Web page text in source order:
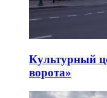
Культурный
ворота»